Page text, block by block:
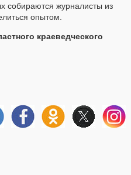
собираются журналисты из
опытом.
краеведческого